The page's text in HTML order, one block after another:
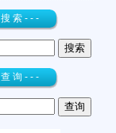
索 - - -
询 - - -